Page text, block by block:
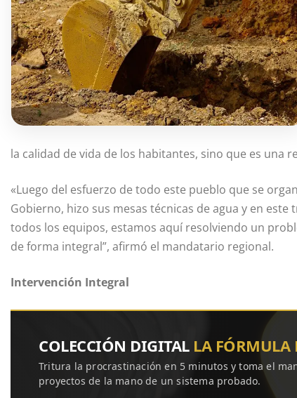
la calidad de vida de los habitantes, sino que es una
«Luego del esfuerzo de todo este pueblo que se
Gobierno, hizo sus mesas técnicas de agua y en
todos los equipos, estamos aquí resolviendo un
de forma integral”, afirmó el mandatario regional.
Intervención Integral
COLECCIÓN DIGITAL LA FÓRMULA
Tritura la procrastinación en 5 minutos y toma el
proyectos de la mano de un sistema probado.